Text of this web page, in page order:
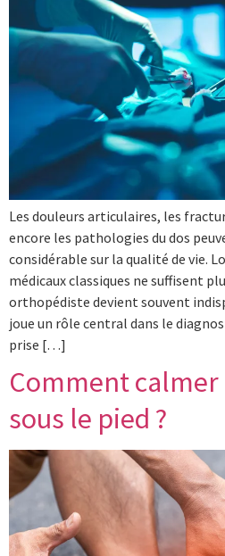
Les douleurs articulaires, les
encore les pathologies du dos
considérable sur la qualité de vie.
médicaux classiques ne suffisent
orthopédiste devient souvent
joue un rôle central dans le
prise […]
Comment
sous le pied ?